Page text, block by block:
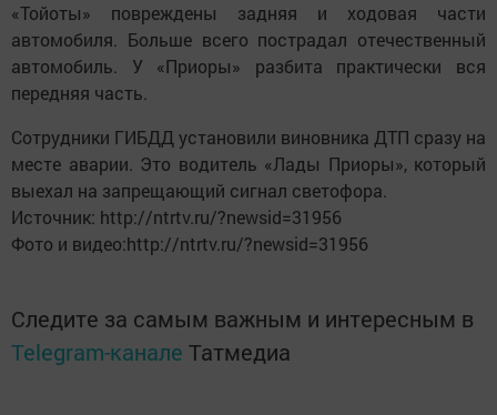
«Тойоты» повреждены задняя и ходовая части
автомобиля. Больше всего пострадал отечественный
автомобиль. У «Приоры» разбита практически вся
передняя часть.
Сотрудники ГИБДД установили виновника ДТП сразу на
месте аварии. Это водитель «Лады Приоры», который
выехал на запрещающий сигнал светофора.
Источник: http://ntrtv.ru/?newsid=31956
Фото и видео:http://ntrtv.ru/?newsid=31956
Следите за самым важным и интересным в
Telegram-канале Татмедиа